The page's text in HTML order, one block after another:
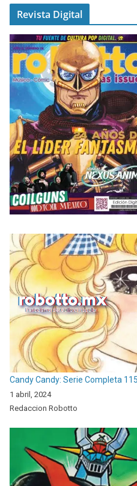
Revista Digital
Candy Candy: Serie Completa
1 abril, 2024
Redaccion Robotto